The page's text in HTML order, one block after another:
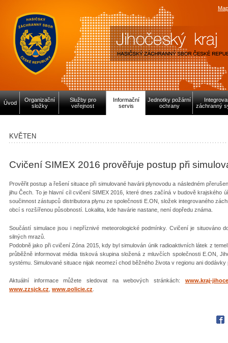
Úvod
Organizační
složky
Služby pro
veřejnost
Informační
servis
Jednotky požární
ochrany
záchranný
KVĚTEN
Cvičení SIMEX 2016 prověřuje postup při
Prověřit postup a řešení situace při simulované havárii plynovodu a následném
jihu Čech. To je hlavní cíl cvičení SIMEX 2016, které dnes začíná v budově krajského
součinnost zástupců distributora plynu ze společnosti E.ON, složek integrovaného
obcí s rozšířenou působností. Lokalita, kde havárie nastane, není dopředu známa.
Součástí simulace jsou i nepříznivé meteorologické podmínky. Cvičení je situováno
silných mrazů.
Podobně jako při cvičení Zóna 2015, kdy byl simulován únik radioaktivních látek z
průběžně informovat média tisková skupina složená z mluvčích společnosti E.ON,
systému. Simulované situace nijak neomezí chod běžného života v regionu ani dodávky
Aktuální informace můžete sledovat na webových stránkách: www.kraj-
www.zzsjck.cz www.policie.cz